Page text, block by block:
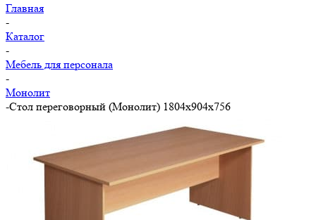
Главная
-
Каталог
-
Мебель для персонала
-
Монолит
-Стол переговорный (Монолит) 1804х904х756